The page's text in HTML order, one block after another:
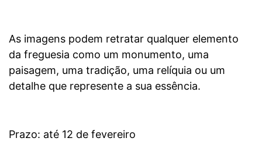
As imagens podem retratar qualquer elemento
da freguesia como um monumento, uma
paisagem, uma tradição, uma relíquia ou um
detalhe que represente a sua essência.
Prazo: até 12 de fevereiro